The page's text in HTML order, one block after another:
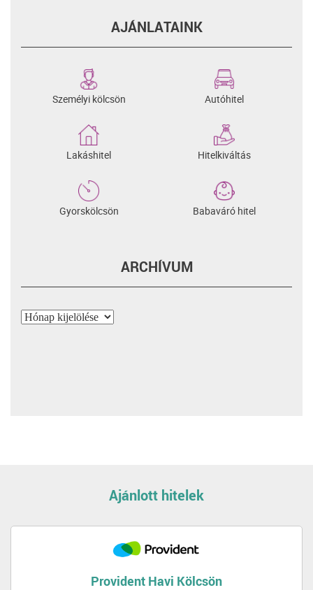
AJÁNLATAINK
Személyi kölcsön Autóhitel
Lakáshitel Hitelkiváltás
Gyorskölcsön Babaváró hitel
ARCHÍVUM
Archívum
Ajánlott hitelek
Provident Havi Kölcsön